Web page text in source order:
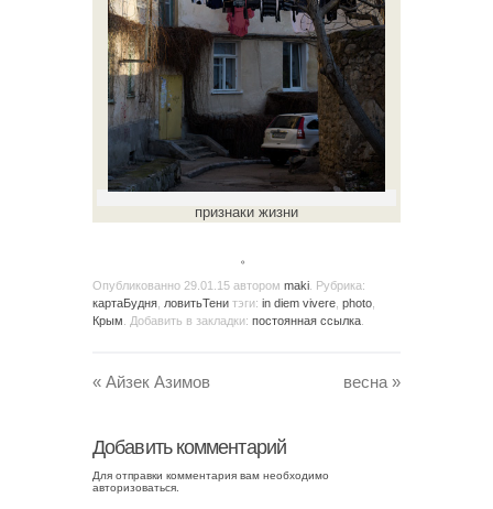
признаки жизни
。
Опубликованно 29.01.15 автором maki . Рубрика:
картаБудня ловитьТени тэги: in diem vivere photo
Крым . Добавить в закладки: постоянная ссылка
« Айзек Азимов весна »
Добавить комментарий
Для отправки комментария вам необходимо
авторизоваться